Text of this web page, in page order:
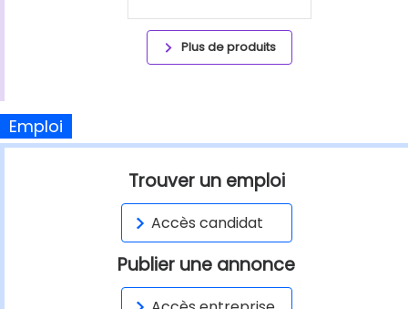
Plus de produits
Emploi
Trouver un emploi
Accès candidat
Publier une annonce